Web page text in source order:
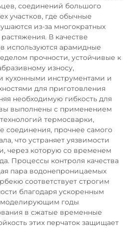
соединений большого
участков, где обычные
из-за многократных
В качестве
используются арамидные
прочности, устойчивые к
износу,
кухонными инструментами и
для приготовления
необходимую гибкость для
выполнены с применением
термосварки,
соединения, прочнее самого
что устраняет уязвимости
через которую со временем
Процессы контроля качества
пара водонепроницаемых
соответствует строгим
благодаря ускоренным
моделирующим годы
в сжатые временные
этих перчаток защищает